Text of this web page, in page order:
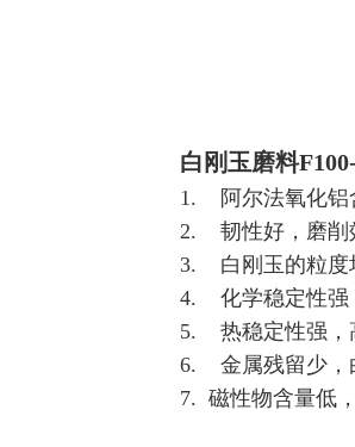
白刚玉磨料
1. 阿尔法氧化铝
2. 韧性好，磨削
3. 白刚玉的粒度
4. 化学稳定性强
5. 热稳定性强，
6. 金属残留少，
7. 磁性物含量低